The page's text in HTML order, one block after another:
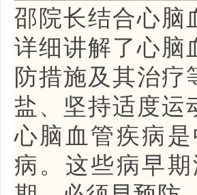
邵院长结合心脑
详细讲解了心脑
防措施及其治
盐、坚持适度运
心脑血管疾病
病。这些病早